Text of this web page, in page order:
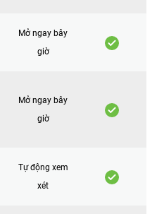
Mở ngay bây
giờ
Mở ngay bây
giờ
Tự động xem
xét